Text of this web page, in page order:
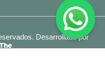
Desarrollado por